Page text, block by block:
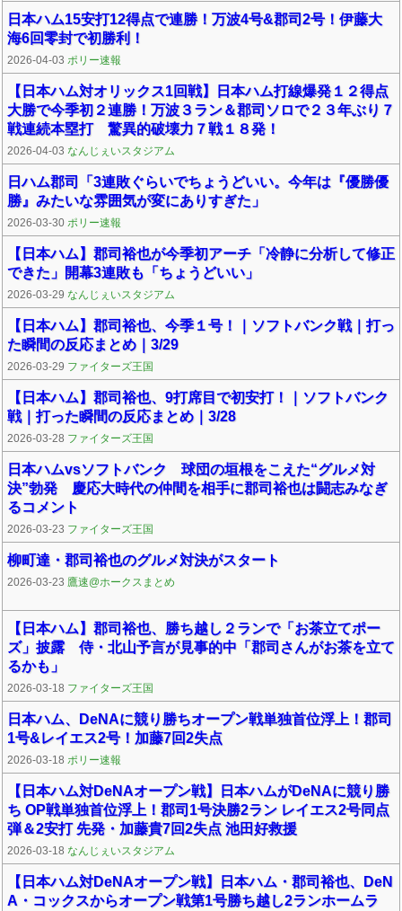
日本ハム15安打12得点で連勝！万波4号&郡司2号！伊藤大
海6回零封で初勝利！
2026-04-03 ポリー速報
【日本ハム対オリックス1回戦】日本ハム打線爆発１２得点
大勝で今季初２連勝！万波３ラン＆郡司ソロで２３年ぶり７
戦連続本塁打 驚異的破壊力７戦１８発！
2026-04-03 なんじぇいスタジアム
日ハム郡司「3連敗ぐらいでちょうどいい。今年は『優勝優
勝』みたいな雰囲気が変にありすぎた」
2026-03-30 ポリー速報
【日本ハム】郡司裕也が今季初アーチ「冷静に分析して修正
できた」開幕3連敗も「ちょうどいい」
2026-03-29 なんじぇいスタジアム
【日本ハム】郡司裕也、今季１号！｜ソフトバンク戦｜打っ
た瞬間の反応まとめ｜3/29
2026-03-29 ファイターズ王国
【日本ハム】郡司裕也、9打席目で初安打！｜ソフトバンク
戦｜打った瞬間の反応まとめ｜3/28
2026-03-28 ファイターズ王国
日本ハムvsソフトバンク 球団の垣根をこえた“グルメ対
決”勃発 慶応大時代の仲間を相手に郡司裕也は闘志みなぎ
るコメント
2026-03-23 ファイターズ王国
柳町達・郡司裕也のグルメ対決がスタート
2026-03-23 鷹速@ホークスまとめ
【日本ハム】郡司裕也、勝ち越し２ランで「お茶立てポー
ズ」披露 侍・北山予言が見事的中「郡司さんがお茶を立て
るかも」
2026-03-18 ファイターズ王国
日本ハム、DeNAに競り勝ちオープン戦単独首位浮上！郡司
1号&レイエス2号！加藤7回2失点
2026-03-18 ポリー速報
【日本ハム対DeNAオープン戦】日本ハムがDeNAに競り勝
ち OP戦単独首位浮上！郡司1号決勝2ラン レイエス2号同点
弾＆2安打 先発・加藤貴7回2失点 池田好救援
2026-03-18 なんじぇいスタジアム
【日本ハム対DeNAオープン戦】日本ハム・郡司裕也、DeN
A・コックスからオープン戦第1号勝ち越し2ランホームラ